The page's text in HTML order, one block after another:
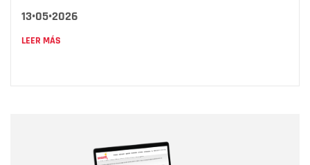
13•05•2026
LEER MÁS